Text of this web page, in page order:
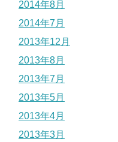
2014年8月
2014年7月
2013年12月
2013年8月
2013年7月
2013年5月
2013年4月
2013年3月